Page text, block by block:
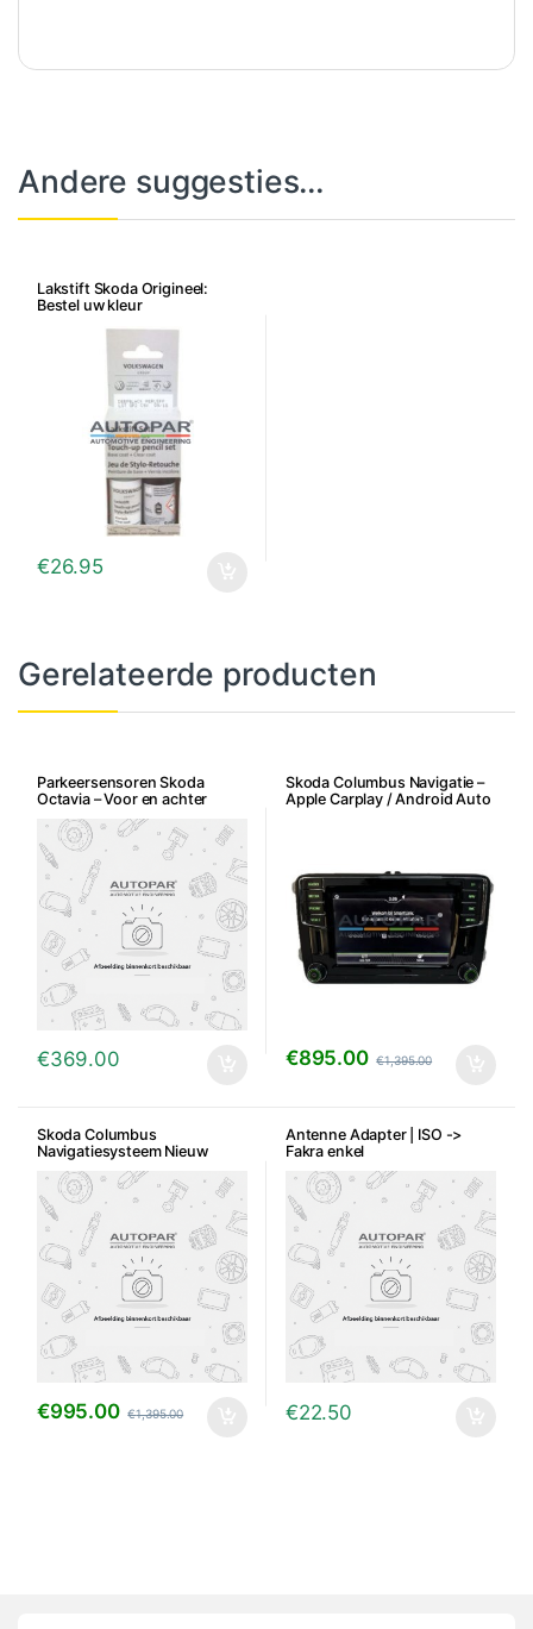
Andere suggesties…
Lakstift Skoda Origineel:
Bestel uw kleur
€26.95
Gerelateerde producten
Parkeersensoren Skoda
Octavia – Voor en achter
€369.00
Skoda Columbus Navigatie –
Apple Carplay / Android Auto
€895.00 €1,395.00
Skoda Columbus
Navigatiesysteem Nieuw
€995.00 €1,395.00
Antenne Adapter | ISO ->
Fakra enkel
€22.50